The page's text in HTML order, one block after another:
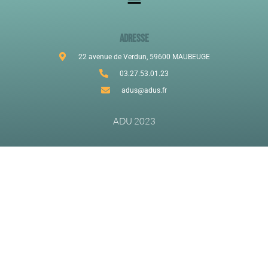
ADRESSE
22 avenue de Verdun, 59600 MAUBEUGE
03.27.53.01.23
adus@adus.fr
ADU 2023